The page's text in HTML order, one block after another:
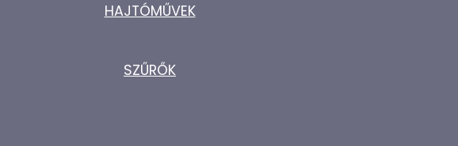
HAJTÓMŰVEK
SZŰRŐK